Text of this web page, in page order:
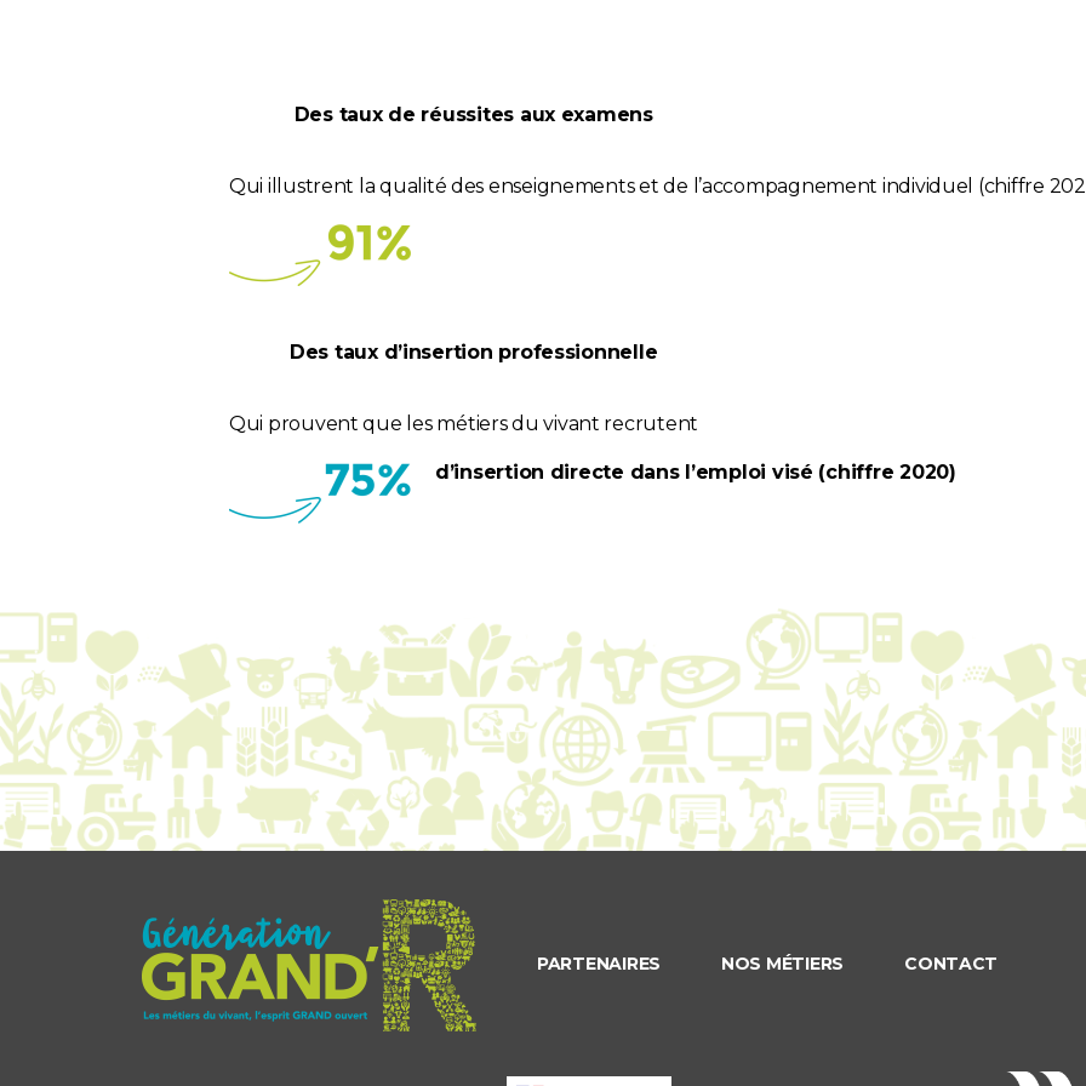
Des taux de réussites aux examens
Qui illustrent la qualité des enseignements et de l’accompagnement individuel (chiffre
Des taux d’insertion professionnelle
Qui prouvent que les métiers du vivant recrutent
d’insertion directe dans l’emploi visé (chiffre 2020)
PARTENAIRES NOS MÉTIERS CONTACT